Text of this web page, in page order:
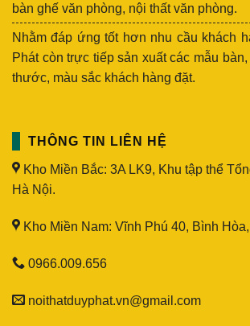
bàn ghế văn phòng, nội thất văn phòng.
Nhằm đáp ứng tốt hơn nhu cầu khách
Phát còn trực tiếp sản xuất các mẫu
thước, màu sắc khách hàng đặt.
THÔNG TIN LIÊN HỆ
Kho Miền Bắc: 3A LK9, Khu tập thể
Hà Nội.
Kho Miền Nam: Vĩnh Phú 40, Bình
0966.009.656
noithatduyphat.vn@gmail.com